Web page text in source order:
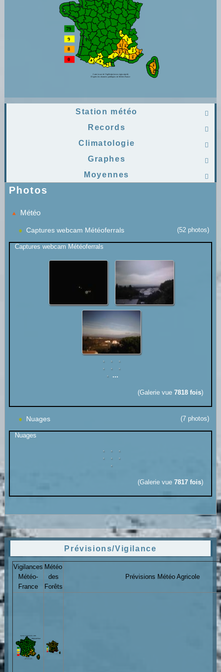

Station météo

Records

Climatologie

Graphes

Moyennes
Photos
Météo
Captures webcam Météoferrals (52 photos)
Captures webcam Météoferrals
...
(Galerie vue7818 fois)
Nuages (7 photos)
Nuages
(Galerie vue7817 fois)
Prévisions/Vigilance
Vigilances
Météo-
France
Météo
des
Forêts
Prévisions Météo Agricole